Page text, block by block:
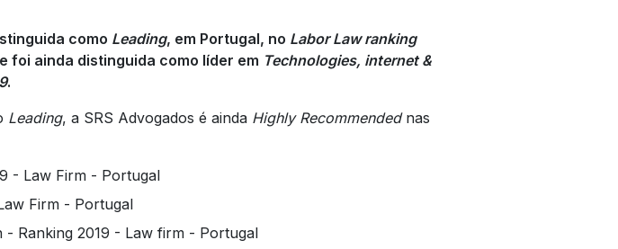
como Leading, em Portugal, no Labor Law ranking
foi ainda distinguida como líder em Technologies, internet &
.
Leading, a SRS Advogados é ainda Highly Recommended nas
- Law Firm - Portugal
Firm - Portugal
Ranking 2019 - Law firm - Portugal